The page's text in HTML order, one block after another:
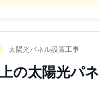
太陽光パネル設置工事
の太陽光パ